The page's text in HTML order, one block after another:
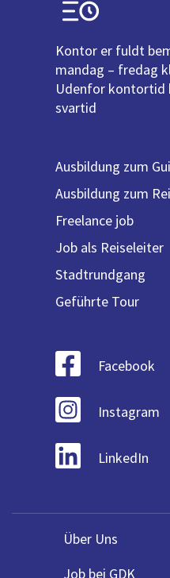
Kontor er fuldt
mandag – fredag
Udenfor kontortid
svartid
Ausbildung zum
Ausbildung zum
Freelance job
Job als Reiseleiter
Stadtrundgang
Geführte Tour
Facebook
Instagram
LinkedIn
Über Uns
Job bei GDK